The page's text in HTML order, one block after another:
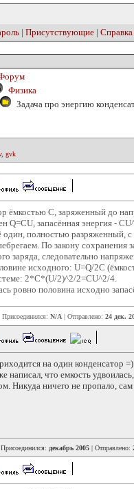
| Присутствующие | Справка
Физика
Задача про энергию
, gvk
ёмкостью C, заряженный до
Q=CU, запасённая энергия -
один, полностью разряженный,
По закону сохранения
заряда, следовательно
исходного: U=Q/2C
2*C*(U/2)^2/2=CU^2/4.
ровно половина исходно
Присоединился: N/A | Отправлено: 24 дек.
на один конденсатор
написал, что емкость
Никуда ничего не пропало,
декабрь 2005 | Отправлено: